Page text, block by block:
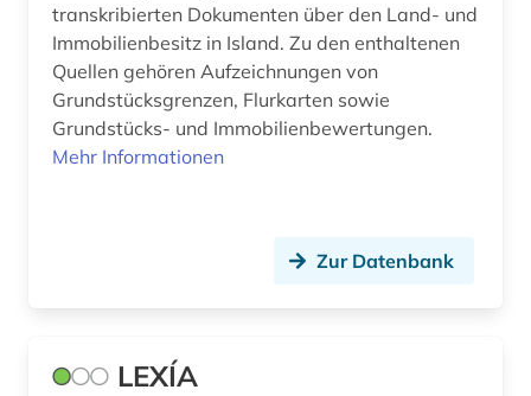
transkribierten Dokumenten über den Land- und
Immobilienbesitz in Island. Zu den enthaltenen
Quellen gehören Aufzeichnungen von
Grundstücksgrenzen, Flurkarten sowie
Grundstücks- und Immobilienbewertungen.
Mehr Informationen
Zur Datenbank
LEXÍA